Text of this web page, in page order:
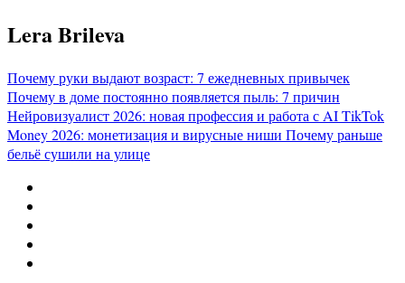
Перейти
к
Lera Brileva
Почему руки выдают возраст: 7 ежедневных привычек
Почему в доме постоянно появляется пыль: 7 причин
Нейровизуалист 2026: новая профессия и работа с AITikTok
Money 2026: монетизация и вирусные ниши Почему раньше
бельё сушили на улице